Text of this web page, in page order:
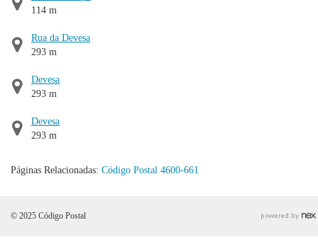
114 m
Rua da Devesa
293 m
Devesa
293 m
Devesa
293 m
Páginas Relacionadas: Código Postal 4600-661
© 2025 Código Postal